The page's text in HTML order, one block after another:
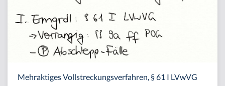
Mehraktiges Vollstreckungsverfahren, § 61 I LVwVG